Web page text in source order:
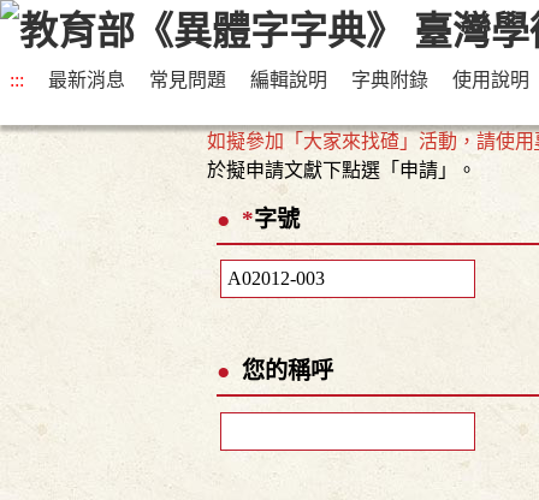
::: 最新消息 常見問題 編輯說明 字典附錄 使用說明
如擬參加「大家來找碴」活動，請使用
於擬申請文獻下點選「申請」。
*字號
您的稱呼